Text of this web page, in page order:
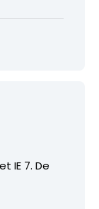
IE 7. De